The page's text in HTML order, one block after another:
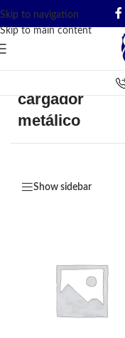
Skip to navigation
Skip to main content
cargador
metálico
Show sidebar